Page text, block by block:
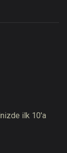
ilk 10'a